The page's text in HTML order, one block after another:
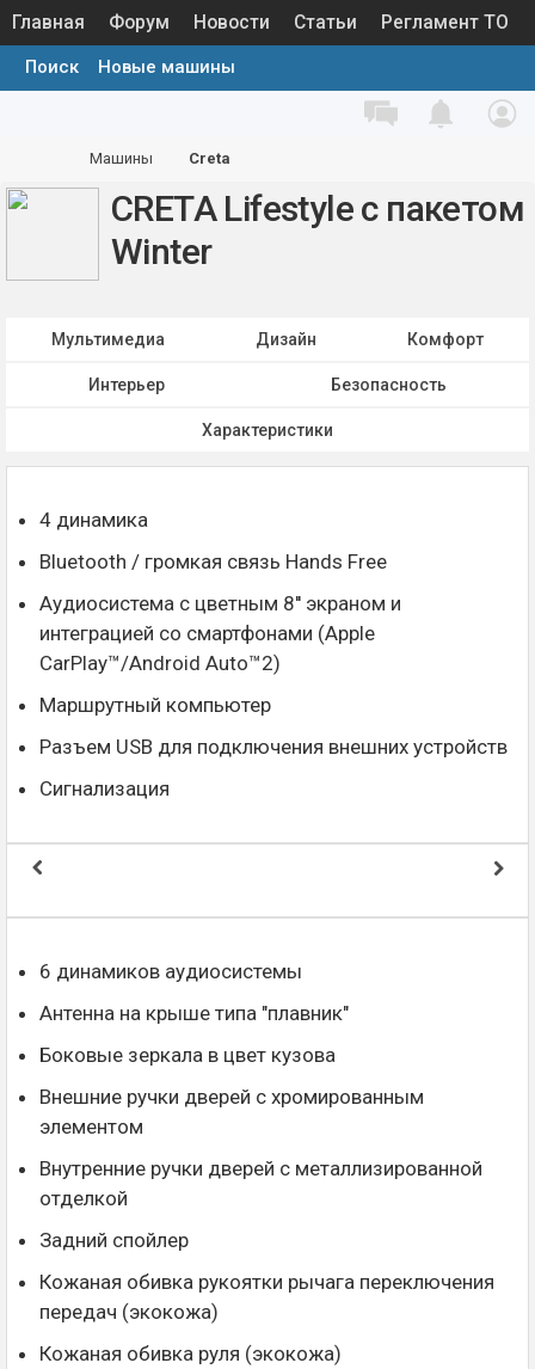
Главная Форум Новости Статьи Регламент ТО
Каталог запчастей Галерея
Поиск Новые машины
Машины Creta
CRETA Lifestyle с пакетом
Winter
Мультимедиа Дизайн Комфорт
Интерьер Безопасность
Характеристики
4 динамика
Bluetooth / громкая связь Hands Free
Аудиосистема с цветным 8'' экраном и
интеграцией со смартфонами (Apple
CarPlay™/Android Auto™2)
Маршрутный компьютер
Разъем USB для подключения внешних устройств
Сигнализация
6 динамиков аудиосистемы
Антенна на крыше типа "плавник"
Боковые зеркала в цвет кузова
Внешние ручки дверей с хромированным
элементом
Внутренние ручки дверей с металлизированной
отделкой
Задний спойлер
Кожаная обивка рукоятки рычага переключения
передач (экокожа)
Кожаная обивка руля (экокожа)